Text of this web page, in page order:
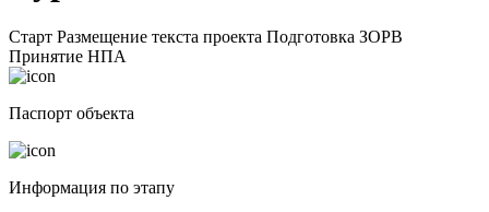
Старт Размещение текста проекта Подготовка ЗОРВ
Принятие НПА
Паспорт объекта
Информация по этапу